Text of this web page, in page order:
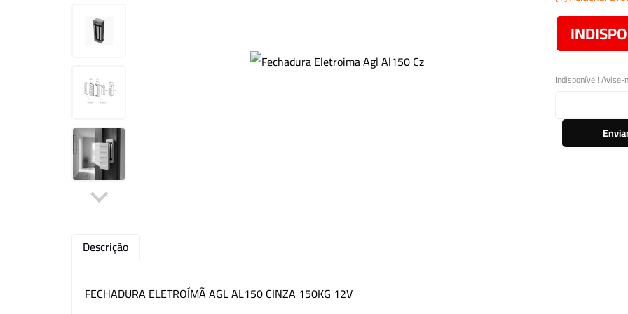
Indisponível!
Descrição
FECHADURA ELETROÍMÃ AGL AL150 CINZA 150KG 12V